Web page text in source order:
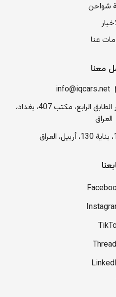
شواحن
عنا
معنا
info@iqcars.net
شارع الرواد، عمارة بلو تاور الطابق الرابع، مكتب 407، بغداد،
العراق